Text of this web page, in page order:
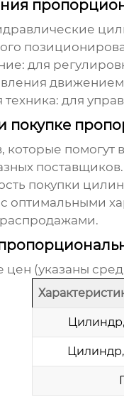
для
техника: для
покупке
которые помогут
поставщиков.
покупки
(указаны